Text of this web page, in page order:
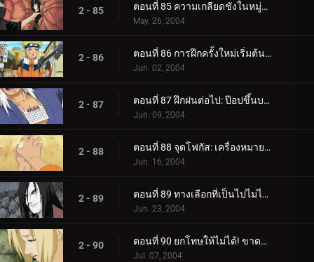
2 - 85 ตอนที่ 85 ความเกลียดชังในหมู่อุจิวะ: คนสุดท้ายของเผ่า
May. 26, 2004
2 - 86 ตอนที่ 86 การฝึกครั้งใหม่เริ่มต้นขึ้น: ฉันจะเข้มแข็ง
Jun. 02, 2004
2 - 87 ตอนที่ 87 ฝึกฝนต่อไป: ป๊อปขึ้นบอลลูนน้ำ!
Jun. 09, 2004
2 - 88 ตอนที่ 88 จุดโฟกัส: เครื่องหมายของใบไม้
Jun. 16, 2004
2 - 89 ตอนที่ 89 ทางเลือกที่เป็นไปไม่ได้: ความเจ็บปวดในหัวใจของซึนาเดะ
Jun. 23, 2004
2 - 90 ตอนที่ 90 ยกโทษให้ไม่ได้! ขาดความเคารพโดยสิ้นเชิง!
Jul. 07, 2004